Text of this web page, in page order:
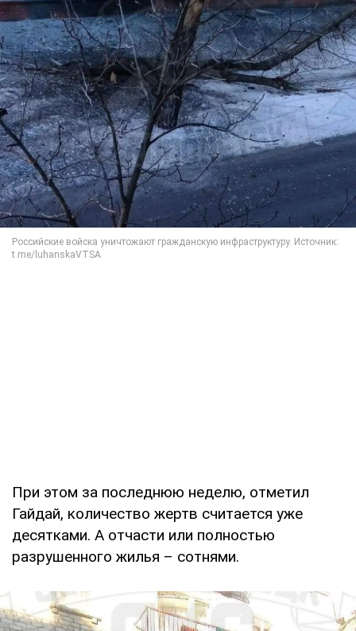
При этом за последнюю неделю, отметил
Гайдай, количество жертв считается уже
десятками. А отчасти или полностью
разрушенного жилья – сотнями.